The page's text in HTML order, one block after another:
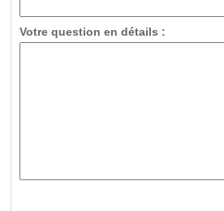
Votre question en détails :